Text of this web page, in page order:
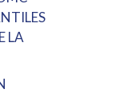
LA